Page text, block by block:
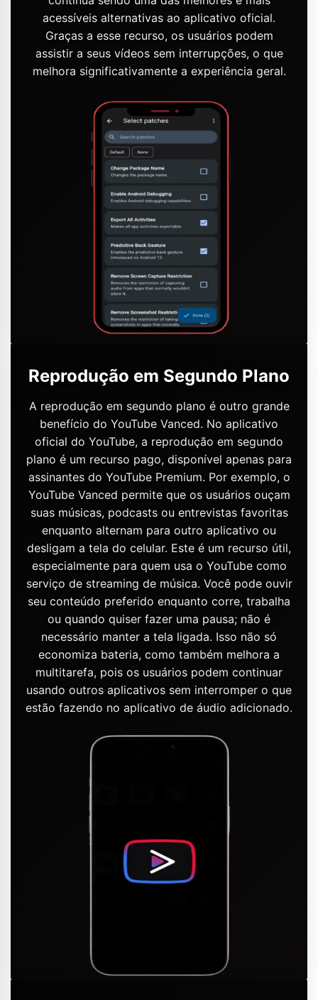
acessíveis alternativas ao aplicativo oficial.
Graças a esse recurso, os usuários podem
assistir a seus vídeos sem interrupções, o que
melhora significativamente a experiência geral.
Reprodução em Segundo Plano
A reprodução em segundo plano é outro grande
benefício do YouTube Vanced. No aplicativo
oficial do YouTube, a reprodução em segundo
plano é um recurso pago, disponível apenas para
assinantes do YouTube Premium. Por exemplo, o
YouTube Vanced permite que os usuários ouçam
suas músicas, podcasts ou entrevistas favoritas
enquanto alternam para outro aplicativo ou
desligam a tela do celular. Este é um recurso útil,
especialmente para quem usa o YouTube como
serviço de streaming de música. Você pode ouvir
seu conteúdo preferido enquanto corre, trabalha
ou quando quiser fazer uma pausa; não é
necessário manter a tela ligada. Isso não só
economiza bateria, como também melhora a
multitarefa, pois os usuários podem continuar
usando outros aplicativos sem interromper o que
estão fazendo no aplicativo de áudio adicionado.